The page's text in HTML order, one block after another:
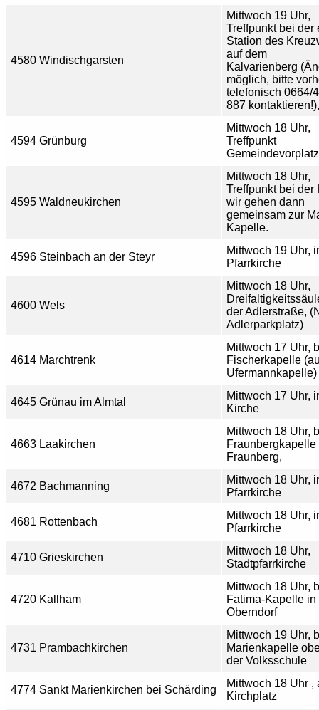
4580 Windischgarsten
Mittwoch 19 Uhr,
Treffpunkt bei der
Station des
auf dem
Kalvarienberg
möglich, bitte
telefonisch 0664/
887 kontaktieren!),
4594 Grünburg
Mittwoch 18 Uhr,
Treffpunkt
4595 Waldneukirchen
Mittwoch 18 Uhr,
Treffpunkt bei der
wir gehen dann
gemeinsam zur
Kapelle.
4596 Steinbach an der Steyr
Mittwoch 19 Uhr,
Pfarrkirche
4600 Wels
Mittwoch 18 Uhr,
der Adlerstraße,
Adlerparkplatz)
4614 Marchtrenk
Mittwoch 17 Uhr,
Fischerkapelle
Ufermannkapelle)
4645 Grünau im Almtal
Mittwoch 17 Uhr,
Kirche
4663 Laakirchen
Mittwoch 18 Uhr,
Fraunbergkapelle
Fraunberg,
4672 Bachmanning
Mittwoch 18 Uhr,
Pfarrkirche
4681 Rottenbach
Mittwoch 18 Uhr,
Pfarrkirche
4710 Grieskirchen
Mittwoch 18 Uhr,
Stadtpfarrkirche
4720 Kallham
Mittwoch 18 Uhr,
Fatima-Kapelle in
Oberndorf
4731 Prambachkirchen
Mittwoch 19 Uhr,
Marienkapelle
der Volksschule
4774 Sankt Marienkirchen bei Schärding
Mittwoch 18 Uhr ,
Kirchplatz